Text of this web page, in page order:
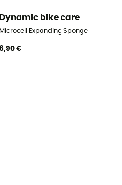
Dynamic bike care
Microcell Expanding Sponge
6,90 €